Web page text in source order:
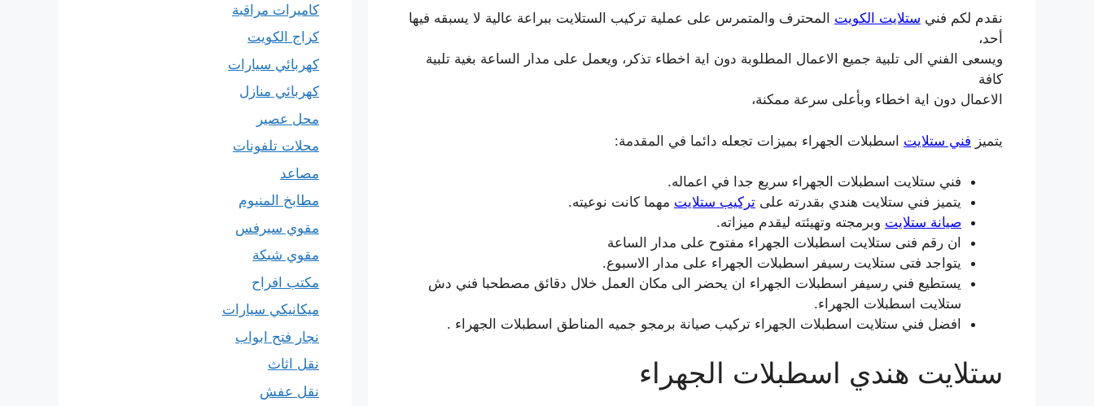
نقدم لكم فني ستلايت الكويت المحترف والمتمرس على عملية تركيب الستلايت ببراعة عالية لا يسبقه فيها
أحد،
ويسعى الفني الى تلبية جميع الاعمال المطلوبة دون اية اخطاء تذكر، ويعمل على مدار الساعة بغية تلبية
كافة
الاعمال دون اية اخطاء وبأعلى سرعة ممكنة،
يتميز فني ستلايت اسطبلات الجهراء بميزات تجعله دائما في المقدمة:
فني ستلايت اسطبلات الجهراء سريع جدا في اعماله.
يتميز فني ستلايت هندي بقدرته على تركيب ستلايت مهما كانت نوعيته.
صيانة ستلايت وبرمجته وتهيئته ليقدم ميزاته.
ان رقم فنى ستلايت اسطبلات الجهراء مفتوح على مدار الساعة
يتواجد فتى ستلايت رسيفر اسطبلات الجهراء على مدار الاسبوع.
يستطيع فني رسيفر اسطبلات الجهراء ان يحضر الى مكان العمل خلال دقائق مصطحبا فني دش
ستلايت اسطبلات الجهراء.
افضل فني ستلايت اسطبلات الجهراء تركيب صيانة برمجو جميه المناطق اسطبلات الجهراء .
ستلايت هندي اسطبلات الجهراء
كاميرات مراقبة
كراج الكويت
كهربائي سيارات
كهربائي منازل
محل عصير
محلات تلفونات
مصاعد
مطابخ المنيوم
مقوي سيرفس
مقوي شبكة
مكتب افراح
ميكانيكي سيارات
نجار فتح ابواب
نقل اثاث
نقل عفش